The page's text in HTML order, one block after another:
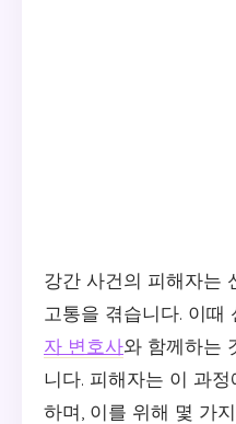
강간 사건의 피해자는
고통을 겪습니다. 이때
자 변호사와 함께하는
니다. 피해자는 이 과
하며, 이를 위해 몇 가